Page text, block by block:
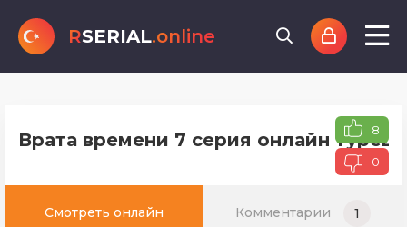
RSERIAL.online
Врата времени 7 серия онлайн 8
0
Смотреть онлайн Комментарии 1